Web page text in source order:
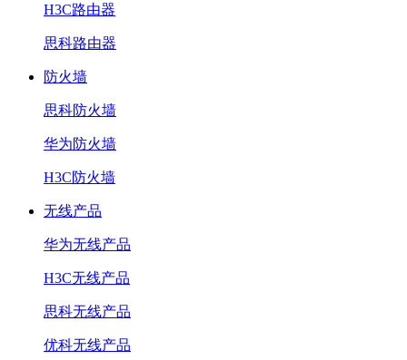
H3C路由器
思科路由器
防火墙
思科防火墙
华为防火墙
H3C防火墙
无线产品
华为无线产品
H3C无线产品
思科无线产品
优科无线产品